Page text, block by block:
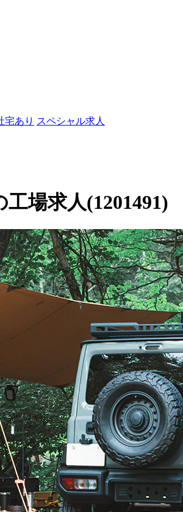
宅あり スペシャル求人
場求人(1201491)